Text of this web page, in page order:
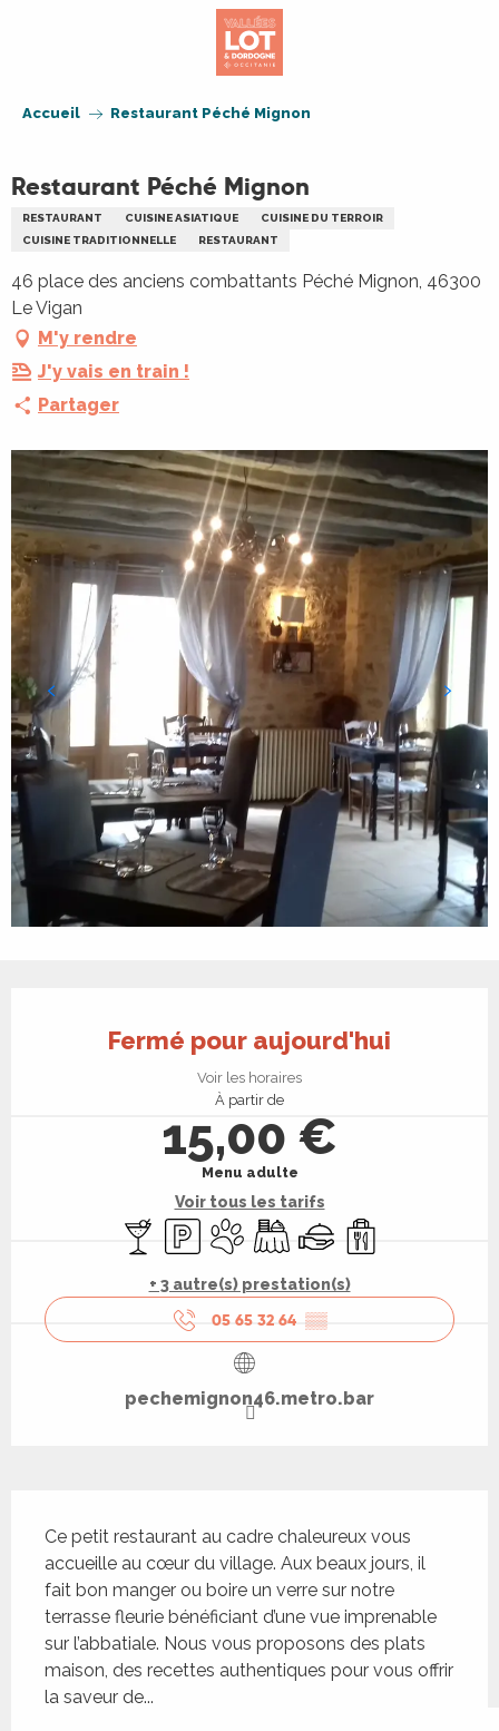
Accueil Restaurant Péché Mignon
Restaurant Péché Mignon
RESTAURANT CUISINE ASIATIQUE
CUISINE DU TERROIR
CUISINE TRADITIONNELLE
RESTAURANT
46 place des anciens combattants Péché Mignon, 46300
Le Vigan
M'y rendre
J'y vais en train !
Partager
Fermé pour aujourd'hui
Voir les horaires
À partir de
15,00 €
Menu adulte
Voir tous les tarifs
Bar / Buvette
ParkingAnimaux acceptés
BanquetTraiteurVente à emporter
+ 3 autre(s) prestation(s)
05 65 32 64 ▒▒
pechemignon46.metro.bar
Ce petit restaurant au cadre chaleureux vous
accueille au cœur du village. Aux beaux jours, il
fait bon manger ou boire un verre sur notre
terrasse fleurie bénéficiant d’une vue imprenable
sur l’abbatiale. Nous vous proposons des plats
maison, des recettes authentiques pour vous offrir
la saveur de...